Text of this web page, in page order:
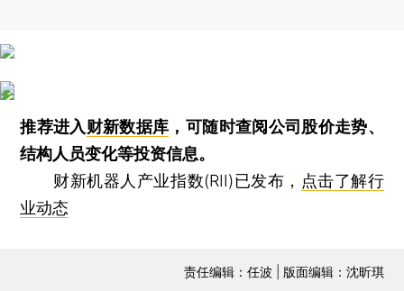
推荐进入财新数据库 ，可随时查阅公司股价走势、
结构人员变化等投资信息。
财新机器人产业指数(RII)已发布， 点击了解行
业动态
责任编辑：任波 | 版面编辑：沈昕琪